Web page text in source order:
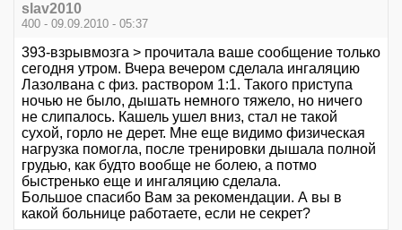
slav2010
400 - 09.09.2010 - 05:37
393-взрывмозга > прочитала ваше сообщение только
сегодня утром. Вчера вечером сделала ингаляцию
Лазолвана с физ. раствором 1:1. Такого приступа
ночью не было, дышать немного тяжело, но ничего
не слипалось. Кашель ушел вниз, стал не такой
сухой, горло не дерет. Мне еще видимо физическая
нагрузка помогла, после тренировки дышала полной
грудью, как будто вообще не болею, а потмо
быстренько еще и ингаляцию сделала.
Большое спасибо Вам за рекомендации. А вы в
какой больнице работаете, если не секрет?